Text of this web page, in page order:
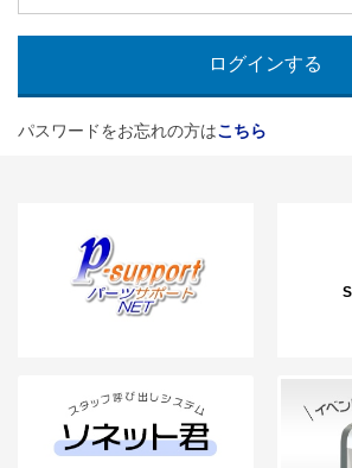
パスワードをお忘れの方はこちら